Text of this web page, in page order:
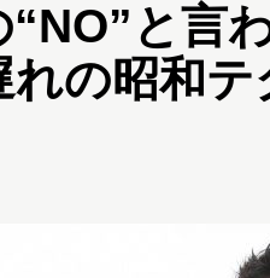
“NO”と言
れの昭和